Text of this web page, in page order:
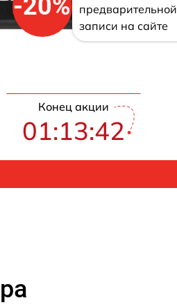
-20%
предварительной
записи на сайте
Конец акции
01:13:42